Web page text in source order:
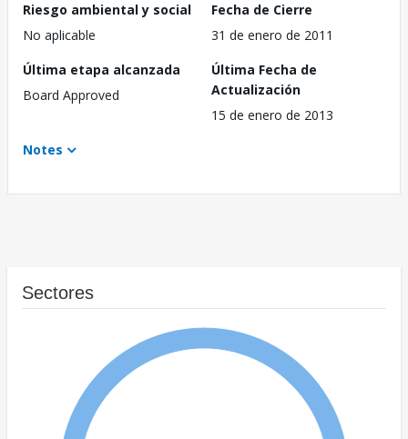
Riesgo ambiental y social
No aplicable
Fecha de Cierre
31 de enero de 2011
Última etapa alcanzada
Board Approved
Última Fecha de
Actualización
15 de enero de 2013
Notes
Sectores